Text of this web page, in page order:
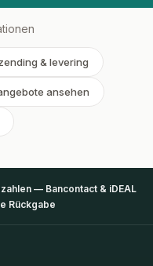
& levering
ansehen
— Bancontact & iDEAL
Rückgabe